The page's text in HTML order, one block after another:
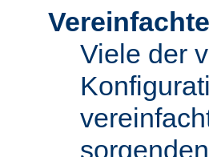
Viele der
sorgenden